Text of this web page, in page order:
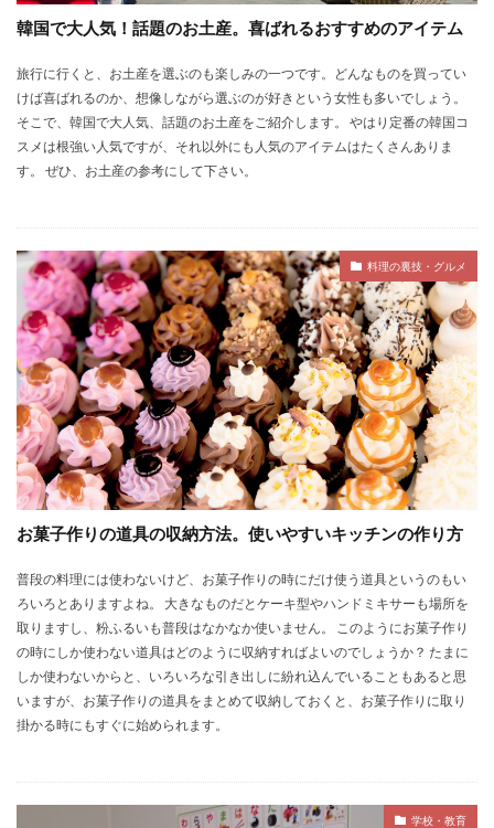
韓国で大人気！話題のお土産。喜ばれるおすすめのアイテム
旅行に行くと、お土産を選ぶのも楽しみの一つです。どんなものを買ってい
けば喜ばれるのか、想像しながら選ぶのが好きという女性も多いでしょう。
そこで、韓国で大人気、話題のお土産をご紹介します。 やはり定番の韓国コ
スメは根強い人気ですが、それ以外にも人気のアイテムはたくさんありま
す。 ぜひ、お土産の参考にして下さい。
料理の裏技・グルメ
お菓子作りの道具の収納方法。使いやすいキッチンの作り方
普段の料理には使わないけど、お菓子作りの時にだけ使う道具というのもい
ろいろとありますよね。 大きなものだとケーキ型やハンドミキサーも場所を
取りますし、粉ふるいも普段はなかなか使いません。 このようにお菓子作り
の時にしか使わない道具はどのように収納すればよいのでしょうか？ たまに
しか使わないからと、いろいろな引き出しに紛れ込んでいることもあると思
いますが、お菓子作りの道具をまとめて収納しておくと、お菓子作りに取り
掛かる時にもすぐに始められます。
学校・教育